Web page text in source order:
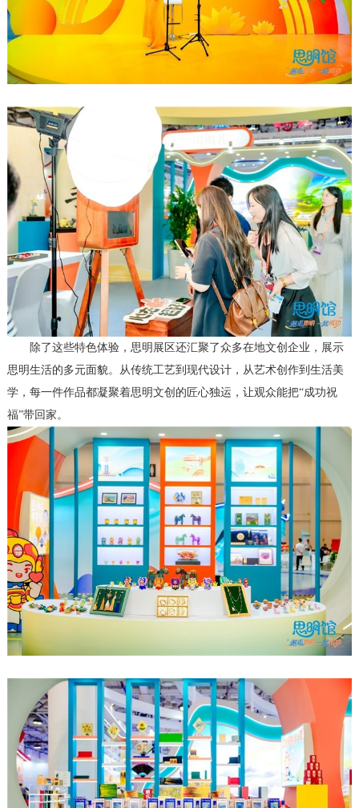
除了这些特色体验，思明展区还汇聚了众多在地文创企业，展示
思明生活的多元面貌。从传统工艺到现代设计，从艺术创作到生活美
学，每一件作品都凝聚着思明文创的匠心独运，让观众能把“成功祝
福”带回家。